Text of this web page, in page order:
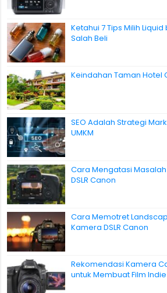
Ketahui 7 Tips Milih
Salah Beli
Keindahan Taman Hotel
SEO Adalah Strategi
UMKM
Cara Mengatasi
DSLR Canon
Cara Memotret
Kamera DSLR Canon
Rekomendasi Kamera
untuk Membuat Film Indie